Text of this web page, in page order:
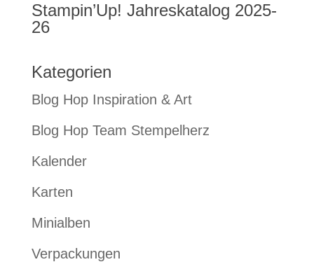
Stampin’Up! Jahreskatalog 2025-
26
Kategorien
Blog Hop Inspiration & Art
Blog Hop Team Stempelherz
Kalender
Karten
Minialben
Verpackungen